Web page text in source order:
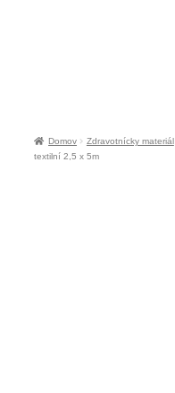
Domov Zdravotnícky materiál
textilní 2,5 x 5m